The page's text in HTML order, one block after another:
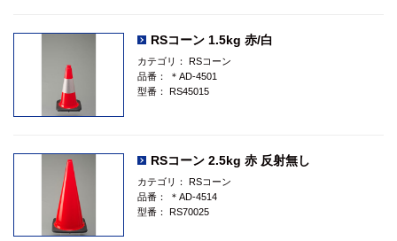
RSコーン 1.5kg 赤/白
カテゴリ：
RSコーン
品番：
＊AD-4501
型番：
RS45015
RSコーン 2.5kg 赤 反射無し
カテゴリ：
RSコーン
品番：
＊AD-4514
型番：
RS70025